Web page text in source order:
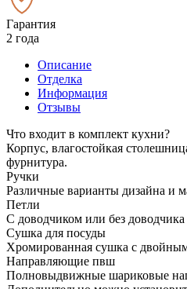
Гарантия
2 года
Описание
Отделка
Информация
Отзывы
Что входит в комплект кухни?
Корпус, влагостойкая
фурнитура.
Ручки
Различные варианты дизайна и
Петли
С доводчиком или без
Сушка для посуды
Хромированная сушка с
Направляющие пвш
Полновыдвижные шариковые